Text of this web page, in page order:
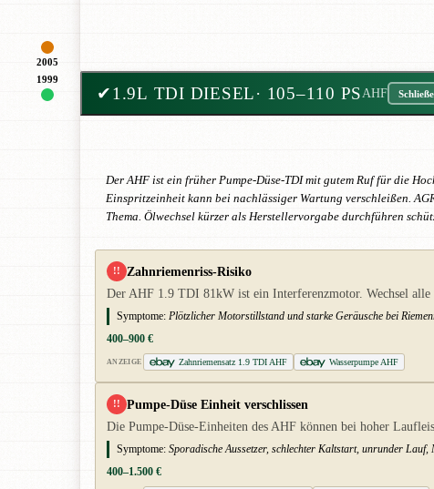
2005
1999
✔1.9L TDI DIESEL· 105–110 PS AHF
Der AHF ist ein früher Pumpe-Düse-TDI mit gutem Ruf für die
Einspritzeinheit kann bei nachlässiger Wartung verschleißen.
Thema. Ölwechsel kürzer als Herstellervorgabe durchführen
!! Zahnriemenriss-Risiko
Der AHF 1.9 TDI 81kW ist ein Interferenzmotor. Wechsel
Symptome: Plötzlicher Motorstillstand und starke Geräusche bei
400–900 €
ANZEIGE Zahnriemensatz 1.9 TDI AHF Wasserpumpe AHF
!! Pumpe-Düse Einheit verschlissen
Die Pumpe-Düse-Einheiten des AHF können bei hoher
Symptome: Sporadische Aussetzer, schlechter Kaltstart, unrunder Lauf,
400–1.500 €